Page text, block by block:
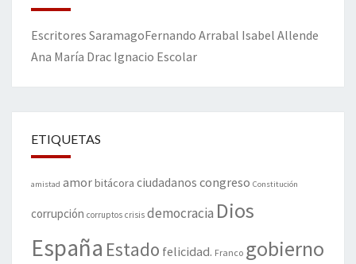
Escritores SaramagoFernando Arrabal Isabel Allende
Ana María Drac Ignacio Escolar
ETIQUETAS
amistad amorbitácora ciudadanos congreso Constitución
corrupción corruptos crisis democracia Dios
España Estado felicidad. Franco gobierno